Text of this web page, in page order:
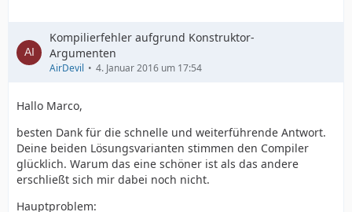
Kompilierfehler aufgrund Konstruktor-
Argumenten
AirDevil 4. Januar 2016 um 17:54
Hallo Marco,
besten Dank für die schnelle und weiterführende Antwort.
Deine beiden Lösungsvarianten stimmen den Compiler
glücklich. Warum das eine schöner ist als das andere
erschließt sich mir dabei noch nicht.
Hauptproblem: